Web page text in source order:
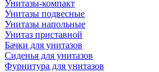
Унитазы-компакт
Унитазы подвесные
Унитазы напольные
Унитаз приставной
Бачки для унитазов
Сиденья для унитазов
Фурнитура для унитазов